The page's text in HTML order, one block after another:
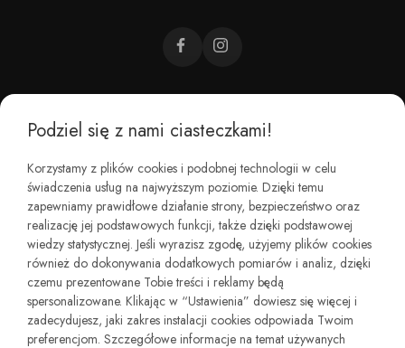
CZEMU BAREFOOT?
KIM JESTEŚMY?
REGULAMINY I ZWROTY
Podziel się z nami ciasteczkami!
Korzystamy z plików cookies i podobnej technologii w celu
świadczenia usług na najwyższym poziomie. Dzięki temu
zapewniamy prawidłowe działanie strony, bezpieczeństwo oraz
realizację jej podstawowych funkcji, także dzięki podstawowej
wiedzy statystycznej. Jeśli wyrazisz zgodę, użyjemy plików cookies
również do dokonywania dodatkowych pomiarów i analiz, dzięki
czemu prezentowane Tobie treści i reklamy będą
spersonalizowane. Klikając w “Ustawienia” dowiesz się więcej i
zadecydujesz, jaki zakres instalacji cookies odpowiada Twoim
preferencjom. Szczegółowe informacje na temat używanych